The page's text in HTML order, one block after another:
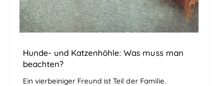
Hunde- und Katzenhöhle: Was muss man
beachten?
Ein vierbeiniger Freund ist Teil der Familie.